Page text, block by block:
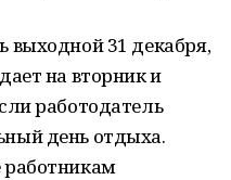
выходной 31 декабря,
на вторник и
работодатель
день отдыха.
работникам